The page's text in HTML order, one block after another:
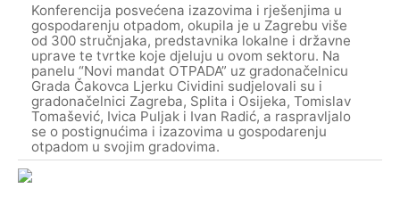
Konferencija posvećena izazovima i rješenjima u
gospodarenju otpadom, okupila je u Zagrebu više
od 300 stručnjaka, predstavnika lokalne i državne
uprave te tvrtke koje djeluju u ovom sektoru. Na
panelu “Novi mandat OTPADA” uz gradonačelnicu
Grada Čakovca Ljerku Cividini sudjelovali su i
gradonačelnici Zagreba, Splita i Osijeka, Tomislav
Tomašević, Ivica Puljak i Ivan Radić, a raspravljalo
se o postignućima i izazovima u gospodarenju
otpadom u svojim gradovima.